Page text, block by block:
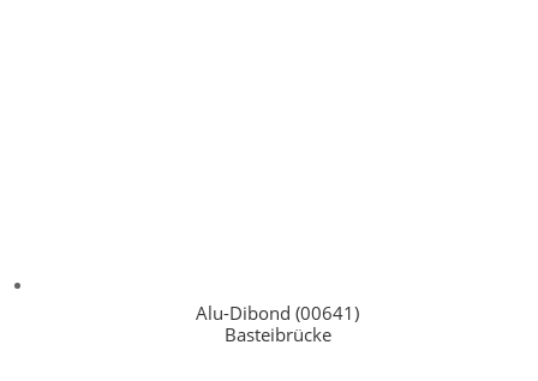
Alu-Dibond (00641)
Basteibrücke